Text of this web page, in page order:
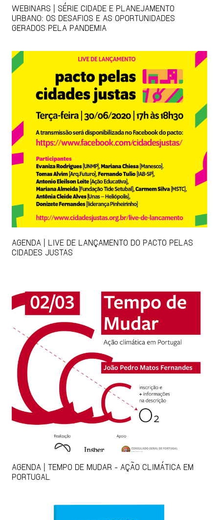
WEBINARS | SÉRIE CIDADE E PLANEJAMENTO
URBANO: OS DESAFIOS E AS OPORTUNIDADES
GERADOS PELA PANDEMIA
AGENDA | LIVE DE LANÇAMENTO DO PACTO PELAS
CIDADES JUSTAS
AGENDA | TEMPO DE MUDAR - AÇÃO CLIMÁTICA EM
PORTUGAL